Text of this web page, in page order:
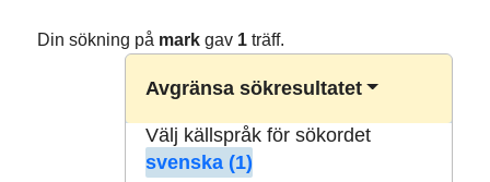
Din sökning på markgav 1träff.
Avgränsa sökresultatet
Välj källspråk för sökordet
svenska (1)